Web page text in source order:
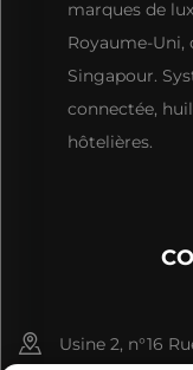
marques de
Royaume-Uni,
Singapour.
connectée,
hôtelières.
Usine 2, n°16